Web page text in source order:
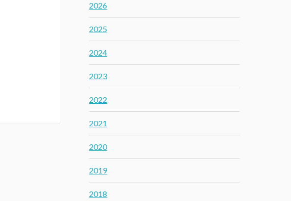
2026
2025
2024
2023
2022
2021
2020
2019
2018